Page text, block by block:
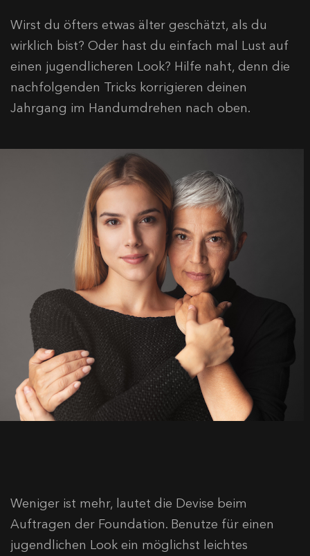
Wirst du öfters etwas älter geschätzt, als du
wirklich bist? Oder hast du einfach mal Lust auf
einen jugendlicheren Look? Hilfe naht, denn die
nachfolgenden Tricks korrigieren deinen
Jahrgang im Handumdrehen nach oben.
Weniger ist mehr, lautet die Devise beim
Auftragen der Foundation. Benutze für einen
jugendlichen Look ein möglichst leichtes